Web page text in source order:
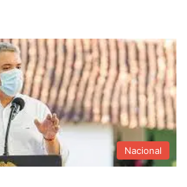
Nacional